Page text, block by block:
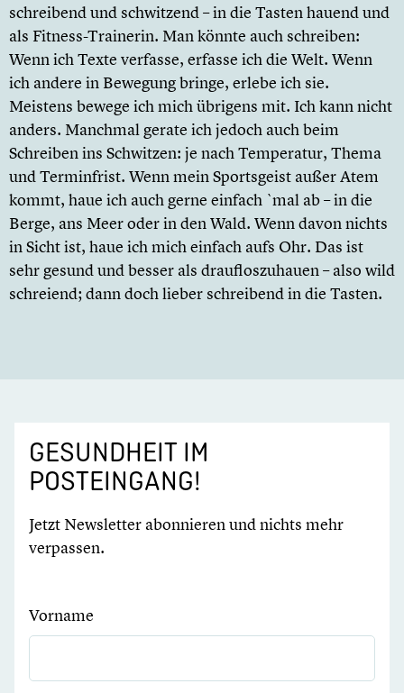
schreibend und schwitzend – in die Tasten hauend und
als Fitness-Trainerin. Man könnte auch schreiben:
Wenn ich Texte verfasse, erfasse ich die Welt. Wenn
ich andere in Bewegung bringe, erlebe ich sie.
Meistens bewege ich mich übrigens mit. Ich kann nicht
anders. Manchmal gerate ich jedoch auch beim
Schreiben ins Schwitzen: je nach Temperatur, Thema
und Terminfrist. Wenn mein Sportsgeist außer Atem
kommt, haue ich auch gerne einfach `mal ab – in die
Berge, ans Meer oder in den Wald. Wenn davon nichts
in Sicht ist, haue ich mich einfach aufs Ohr. Das ist
sehr gesund und besser als draufloszuhauen – also wild
schreiend; dann doch lieber schreibend in die Tasten.
GESUNDHEIT IM
POSTEINGANG!
Jetzt Newsletter abonnieren und nichts mehr
verpassen.
Vorname